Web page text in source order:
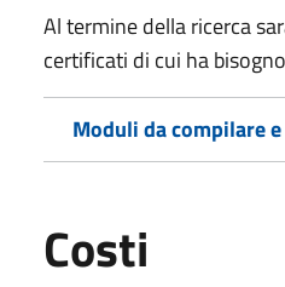
Al termine della ricerca
certificati di cui ha
Moduli da compilare
Costi